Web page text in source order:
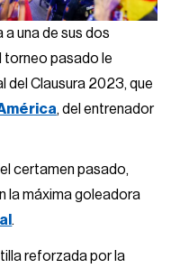
una de sus dos
torneo pasado le
del Clausura 2023, que
, del entrenador
certamen pasado,
la máxima goleadora
.
reforzada por la